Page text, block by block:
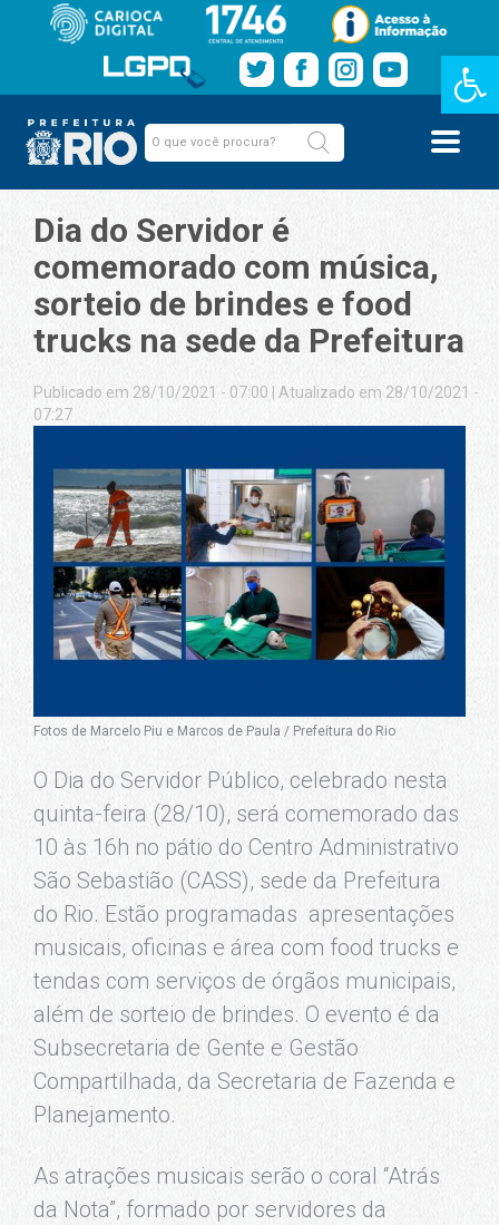
Barra de
Dia do Servidor é
comemorado com música,
sorteio de brindes e food
trucks na sede da Prefeitura
Publicado em 28/10/2021 - 07:00
Atualizado em 28/10/2021 -
07:27
Fotos de Marcelo Piu e Marcos de Paula / Prefeitura do Rio
O Dia do Servidor Público, celebrado nesta
quinta-feira (28/10), será comemorado das
10 às 16h no pátio do Centro Administrativo
São Sebastião (CASS), sede da Prefeitura
do Rio. Estão programadas apresentações
musicais, oficinas e área com food trucks e
tendas com serviços de órgãos municipais,
além de sorteio de brindes. O evento é da
Subsecretaria de Gente e Gestão
Compartilhada, da Secretaria de Fazenda e
Planejamento.
As atrações musicais serão o coral “Atrás
da Nota”, formado por servidores da